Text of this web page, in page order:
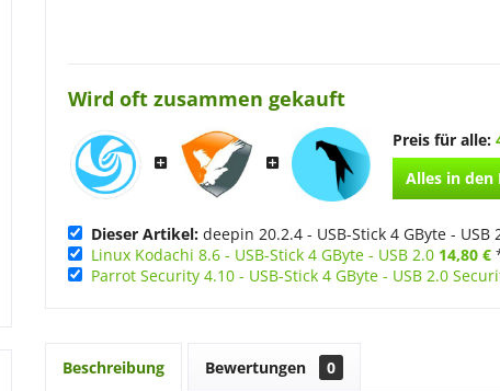
Wird oft zusammen gekauft
Preis für alle:
Alles in den
Dieser Artikel: deepin 20.2.4 - USB-Stick 4 GByte - USB
Linux Kodachi 8.6 - USB-Stick 4 GByte - USB 2.0 14,80 €
Parrot Security 4.10 - USB-Stick 4 GByte - USB 2.0
Beschreibung Bewertungen 0